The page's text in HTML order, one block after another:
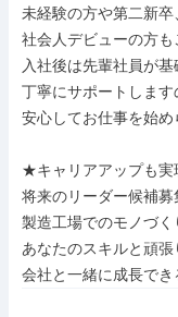
未経験の方や第二新卒
社会人デビューの方も
入社後は先輩社員が基
丁寧にサポートします
安心してお仕事を始め
★キャリアアップも
将来のリーダー候補募
製造工場でのモノづ
あなたのスキルと頑張
会社と一緒に成長で